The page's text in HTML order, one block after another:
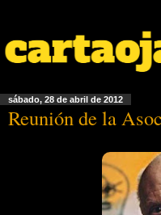
sábado, 28 de abril de 2012
Reunión de la